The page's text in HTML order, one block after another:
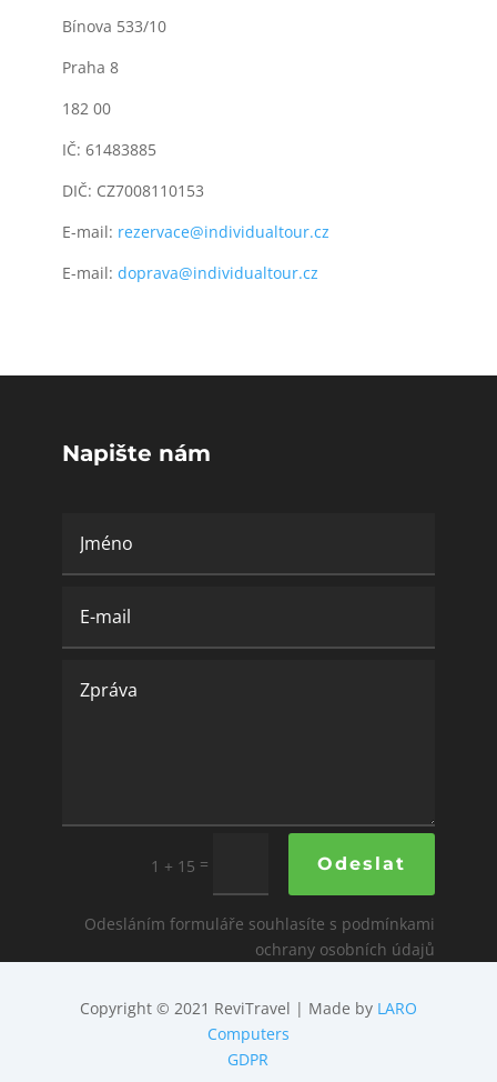
Bínova 533/10
Praha 8
182 00
IČ: 61483885
DIČ: CZ7008110153
E-mail: rezervace@individualtour.cz
E-mail: doprava@individualtour.cz
Napište nám
1 + 15 = Odeslat
Odesláním formuláře souhlasíte s podmínkami
ochrany osobních údajů
Copyright © 2021 ReviTravel | Made by LARO
Computers
GDPR